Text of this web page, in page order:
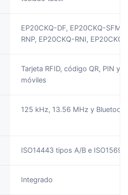
EP20CKQ-DF, EP20CKQ-
RNP, EP20CKQ-RNI,
Tarjeta RFID, código QR, PIN y
móviles
125 kHz, 13.56 MHz y
ISO14443 tipos A/B e ISO15693
Integrado